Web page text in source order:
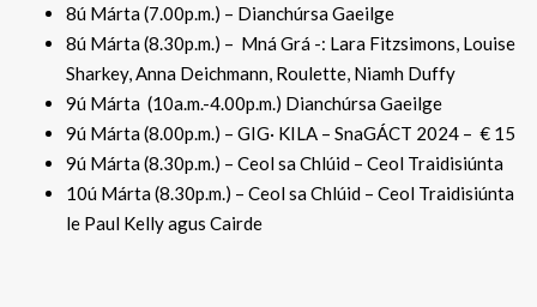
8ú Márta (7.00p.m.) – Dianchúrsa Gaeilge
8ú Márta (8.30p.m.) – Mná Grá -: Lara Fitzsimons, Louise
Sharkey, Anna Deichmann, Roulette, Niamh Duffy
9ú Márta (10a.m.-4.00p.m.) Dianchúrsa Gaeilge
9ú Márta (8.00p.m.) – GIG· KILA – SnaGÁCT 2024 – € 15
9ú Márta (8.30p.m.) – Ceol sa Chlúid – Ceol Traidisiúnta
10ú Márta (8.30p.m.) – Ceol sa Chlúid – Ceol Traidisiúnta
le Paul Kelly agus Cairde